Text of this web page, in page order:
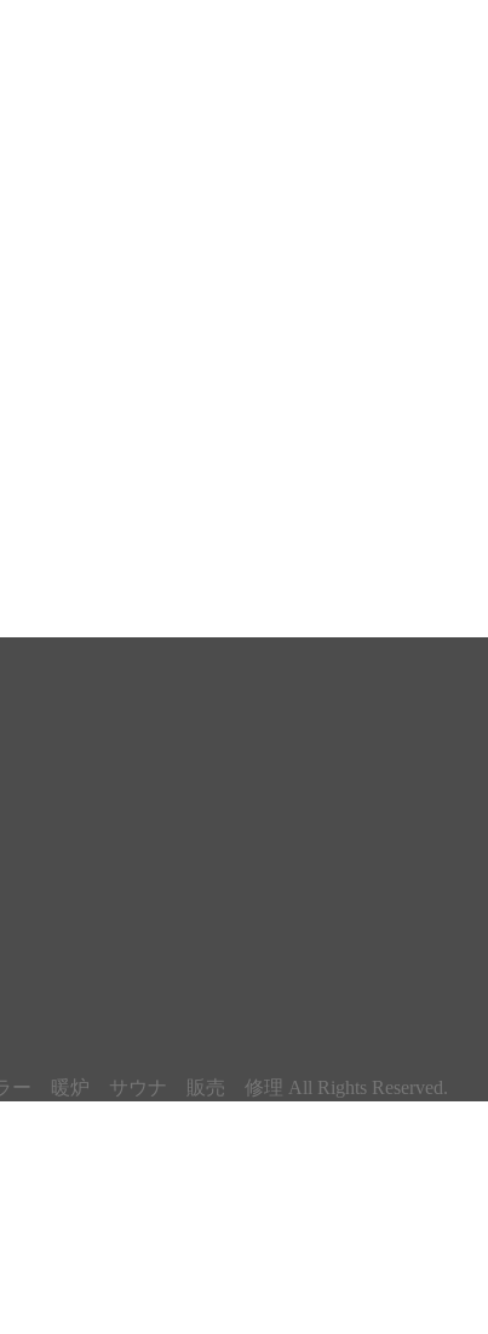
ー 暖炉 サウナ 販売 修理 All Rights Reserved.